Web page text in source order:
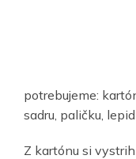
potrebujeme:
sadru, paličku,
Z kartónu si